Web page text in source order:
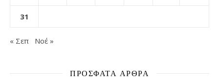
31
« Σεπ Νοέ »
ΠΡΌΣΦΑΤΑ ΆΡΘΡΑ